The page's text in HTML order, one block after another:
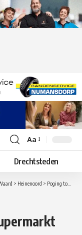
Lettergrootte
aanpassen
Aa
Drechtsteden
> Heinenoord > Poging tot inbraak bij Supermarkt Attent in Heinenoord